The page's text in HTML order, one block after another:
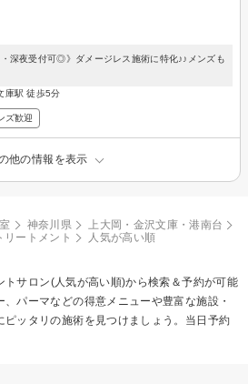
深夜受付可◎》ダメージレス施術に特化♪♪メンズも
庫駅 徒歩5分
ズ歓迎
他の情報を表示
神奈川県
上大岡・金沢文庫・港南台
リートメント 人気が高い順
トサロン(人気が高い順)から検索＆予約が可能
パーマなどの得意メニューや豊富な施設・
ッタリの施術を見つけましょう。当日予約